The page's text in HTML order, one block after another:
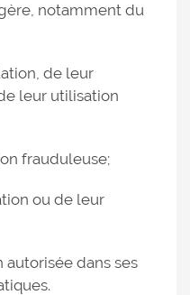
notamment du
de leur
leur utilisation
frauduleuse;
ou de leur
dans ses